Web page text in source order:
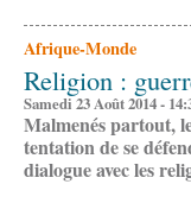
Afrique-Monde
Religion :
Samedi 23 Août 2014 -
Malmenés partout,
tentation de se
dialogue avec les